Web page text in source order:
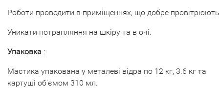
Роботи проводити в приміщеннях, що добре
Уникати потрапляння на шкіру та в очі.
Упаковка :
Мастика упакована у металеві відра по 12 кг, 3.6 кг та
картуші об'ємом 310 мл.